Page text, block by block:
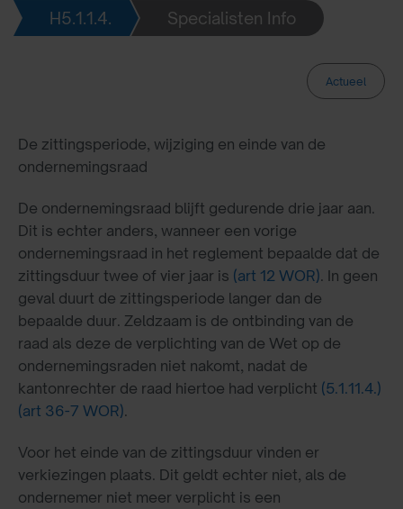
H5.1.1.4. Specialisten Info
Actueel
De zittingsperiode, wijziging en einde van de
ondernemingsraad
De ondernemingsraad blijft gedurende drie jaar aan.
Dit is echter anders, wanneer een vorige
ondernemingsraad in het reglement bepaalde dat de
zittingsduur twee of vier jaar is (art 12 WOR). In geen
geval duurt de zittingsperiode langer dan de
bepaalde duur. Zeldzaam is de ontbinding van de
raad als deze de verplichting van de Wet op de
ondernemingsraden niet nakomt, nadat de
kantonrechter de raad hiertoe had verplicht (5.1.11.4.)
(art 36-7 WOR).
Voor het einde van de zittingsduur vinden er
verkiezingen plaats. Dit geldt echter niet, als de
ondernemer niet meer verplicht is een